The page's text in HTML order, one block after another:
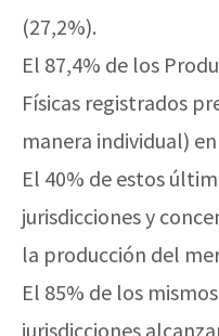
(27,2%).
El 87,4% de los
Físicas registrados
manera individual)
El 40% de estos
jurisdicciones y
la producción del
El 85% de los
jurisdicciones